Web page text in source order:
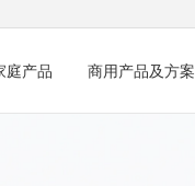
庭产品 商用产品及方案